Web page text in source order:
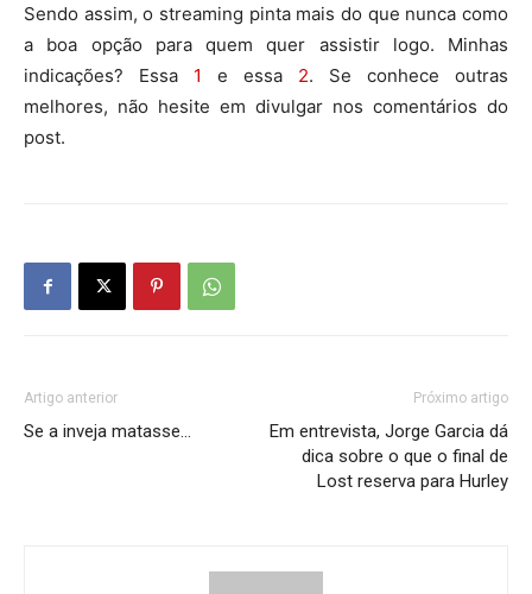
Sendo assim, o streaming pinta mais do que nunca como
a boa opção para quem quer assistir logo. Minhas
indicações? Essa 1 e essa 2. Se conhece outras
melhores, não hesite em divulgar nos comentários do
post.
Artigo anterior
Se a inveja matasse…
Próximo artigo
Em entrevista, Jorge Garcia dá
dica sobre o que o final de
Lost reserva para Hurley